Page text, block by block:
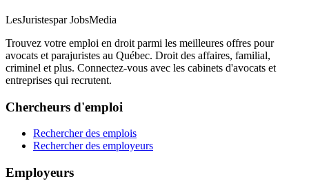
LesJuristespar JobsMedia
Trouvez votre emploi en droit parmi les meilleures offres pour
avocats et parajuristes au Québec. Droit des affaires, familial,
criminel et plus. Connectez-vous avec les cabinets d'avocats et
entreprises qui recrutent.
Chercheurs d'emploi
Rechercher des emplois
Rechercher des employeurs
Employeurs